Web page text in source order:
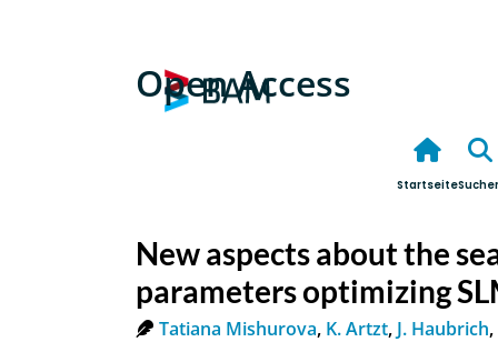
Open Access
Startseite
New aspects about the
parameters optimizing
Tatiana Mishurova, K. Artzt, J. Haubrich,